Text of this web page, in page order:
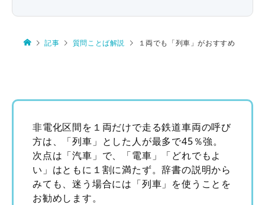
記事 質問ことば解説 １両でも「列車」がおすすめ
非電化区間を１両だけで走る鉄道車両の呼び
方は、「列車」とした人が最多で45％強。
次点は「汽車」で、「電車」「どれでもよ
い」はともに１割に満たず。辞書の説明から
みても、迷う場合には「列車」を使うことを
お勧めします。